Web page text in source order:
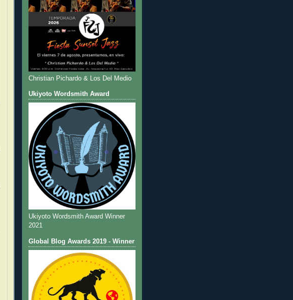
Christian Pichardo & Los Del Medio
Ukiyoto Wordsmith Award
Ukiyoto Wordsmith Award Winner
2021
Global Blog Awards 2019 - Winner